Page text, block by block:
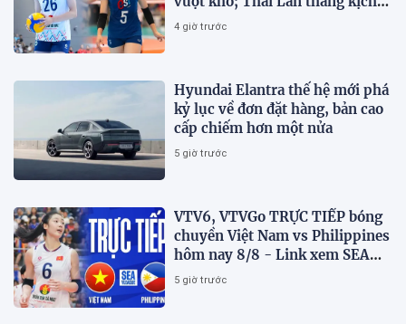
tính
4 giờ trước
Hyundai Elantra thế hệ mới phá
kỷ lục về đơn đặt hàng, bản cao
cấp chiếm hơn một nửa
5 giờ trước
VTV6, VTVGo TRỰC TIẾP bóng
chuyền Việt Nam vs Philippines
hôm nay 8/8 - Link xem SEA
V.Cup 2026 mới nhất
5 giờ trước